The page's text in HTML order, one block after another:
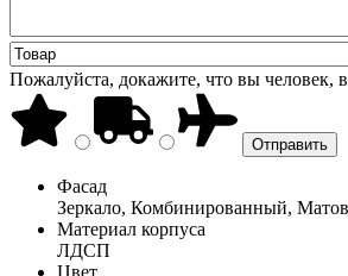
Пожалуйста, докажите, что вы человек,
Фасад
Зеркало, Комбинированный,
Материал корпуса
ЛДСП
Цвет